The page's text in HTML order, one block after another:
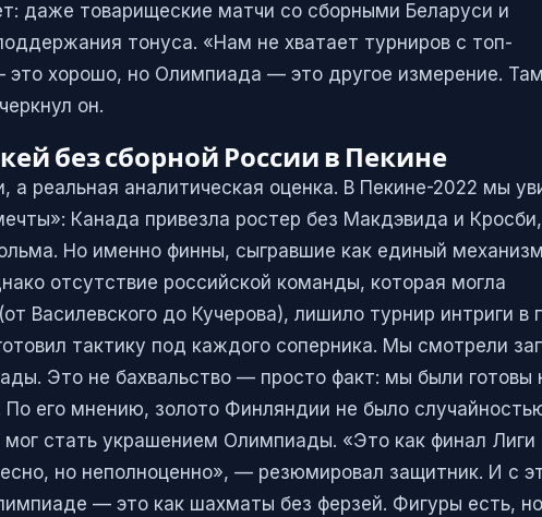
даже товарищеские матчи со сборными Беларуси и
тонуса. «Нам не хватает турниров с топ-
это хорошо, но Олимпиада — это другое измерение.
он.
без сборной России в Пекине
а реальная аналитическая оценка. В Пекине-2022 мы
Канада привезла ростер без Макдэвида и
Но именно финны, сыгравшие как единый
отсутствие российской команды, которая могла
Василевского до Кучерова), лишило турнир интриги в
тактику под каждого соперника. Мы смотрели
Это не бахвальство — просто факт: мы были готовы
его мнению, золото Финляндии не было
стать украшением Олимпиады. «Это как финал Лиги
но неполноценно», — резюмировал защитник. И с
— это как шахматы без ферзей. Фигуры есть,